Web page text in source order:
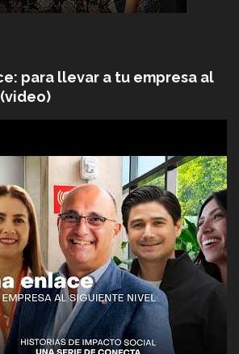
para llevar a tu empresa al